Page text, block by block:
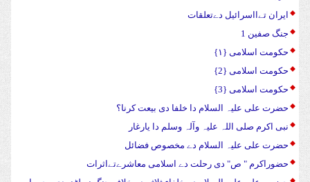
ایران تےااسرائیل دےتعلقات
جنگ صفین 1
حکومت اسلامی {۱}
حکومت اسلامی {2}
حکومت اسلامی {3}
حضرت علی علیہ السلام دا خلفا دی بیعت کرنا؟
نبی اکرم صلی اللہ علیہ وآلہ وسلم دا یارغار
حضرت علی علیہ السلام دے مخصوص فضائل
حضوراکرم " ص" دی رحلت دے اسلامی معاشرےتےاثرات